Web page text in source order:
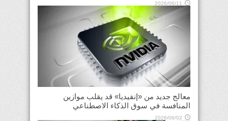
2026/06/11
معالج جديد من «إنفيديا» قد يقلب موازين
المنافسة في سوق الذكاء الاصطناعي
2026/06/02